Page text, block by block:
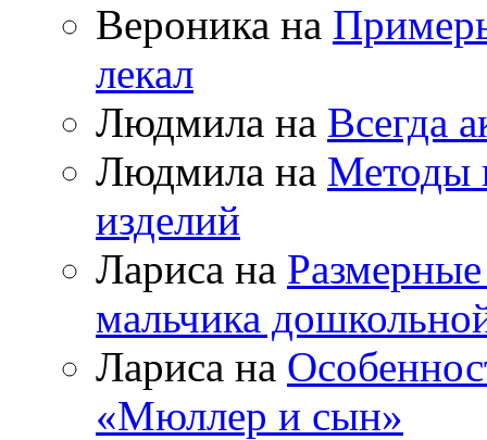
Вероника на
лекал
Людмила на Всегда
Людмила на Методы
изделий
Лариса на
мальчика
Лариса на
«Мюллер и сын»